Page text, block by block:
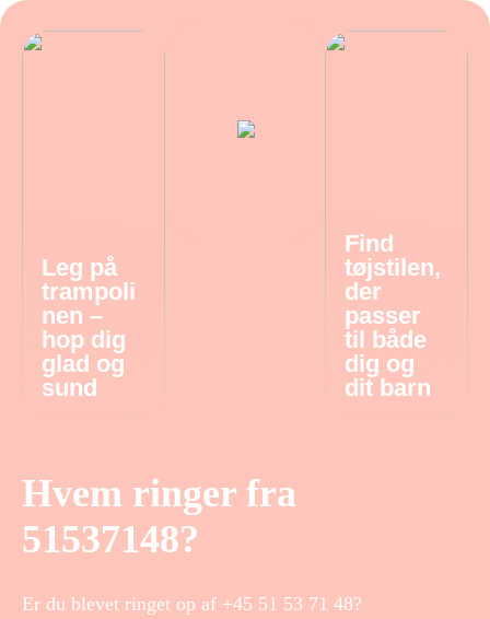
Leg på
trampoli
nen –
hop dig
glad og
sund
Find
tøjstilen,
der
passer
til både
dig og
dit barn
Hvem ringer fra
51537148?
Er du blevet ringet op af +45 51 53 71 48?